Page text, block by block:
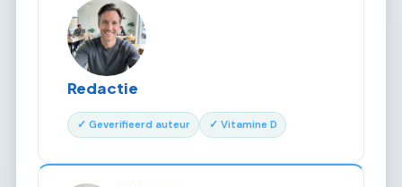
Redactie
✓ Geverifieerd auteur ✓ Vitamine D